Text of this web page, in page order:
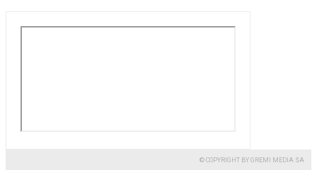
© COPYRIGHT BY GREMI MEDIA SA